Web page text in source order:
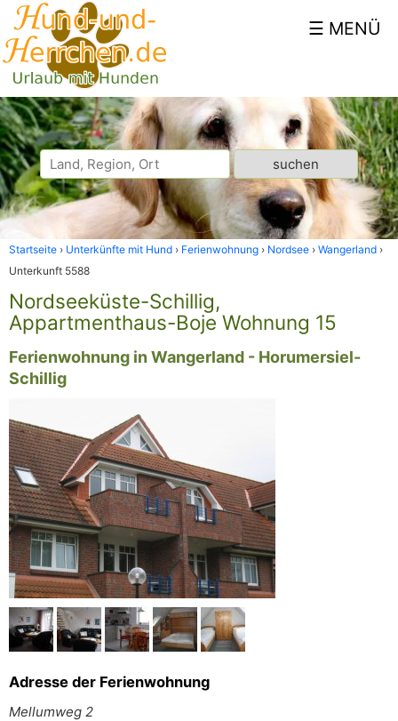
Startseite Unterkünfte mit Hund Ferienwohnung Nordsee
Wangerland
Unterkunft 5588
Nordseeküste-Schillig,
Appartmenthaus-Boje Wohnung 15
Ferienwohnung in Wangerland - Horumersiel-
Schillig
Adresse der Ferienwohnung
Mellumweg 2